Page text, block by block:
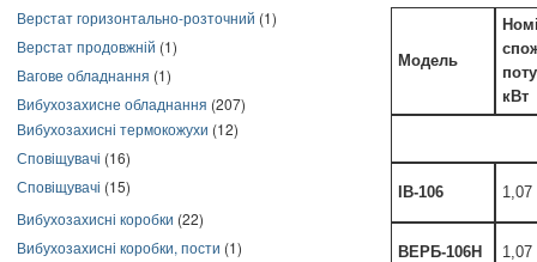
Верстат горизонтально-розточний (1)
Верстат продовжній (1)
Вагове обладнання (1)
Вибухозахисне обладнання (207)
Вибухозахисні термокожухи (12)
Сповіщувачі (16)
Сповіщувачі (15)
Вибухозахисні коробки (22)
Вибухозахисні коробки, пости (1)
Модель
кВт
ІВ-106 1,07
ВЕРБ-106Н 1,07